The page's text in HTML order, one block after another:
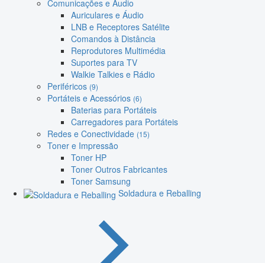
Comunicações e Áudio
Auriculares e Áudio
LNB e Receptores Satélite
Comandos à Distância
Reprodutores Multimédia
Suportes para TV
Walkie Talkies e Rádio
Periféricos (9)
Portáteis e Acessórios (6)
Baterias para Portáteis
Carregadores para Portáteis
Redes e Conectividade (15)
Toner e Impressão
Toner HP
Toner Outros Fabricantes
Toner Samsung
Soldadura e Reballing